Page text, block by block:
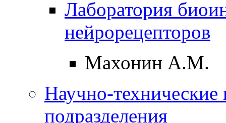
Лаборатория
нейрорецепторов
Махонин А.М.
Научно-технические
подразделения